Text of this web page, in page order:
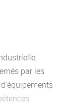
par les